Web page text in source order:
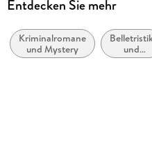
Lars Kepler
Übersetzung
dargestellt
Alle Texte können
Entdecken Sie mehr
Kriminalromane
und Mystery
und